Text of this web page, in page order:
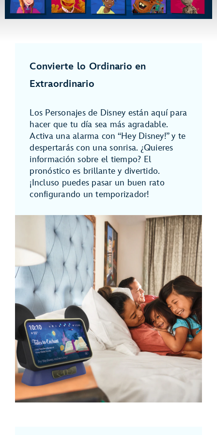
Convierte lo Ordinario en
Extraordinario
Los Personajes de Disney están aquí para
hacer que tu día sea más agradable.
Activa una alarma con “Hey Disney!” y te
despertarás con una sonrisa. ¿Quieres
información sobre el tiempo? El
pronóstico es brillante y divertido.
¡Incluso puedes pasar un buen rato
configurando un temporizador!